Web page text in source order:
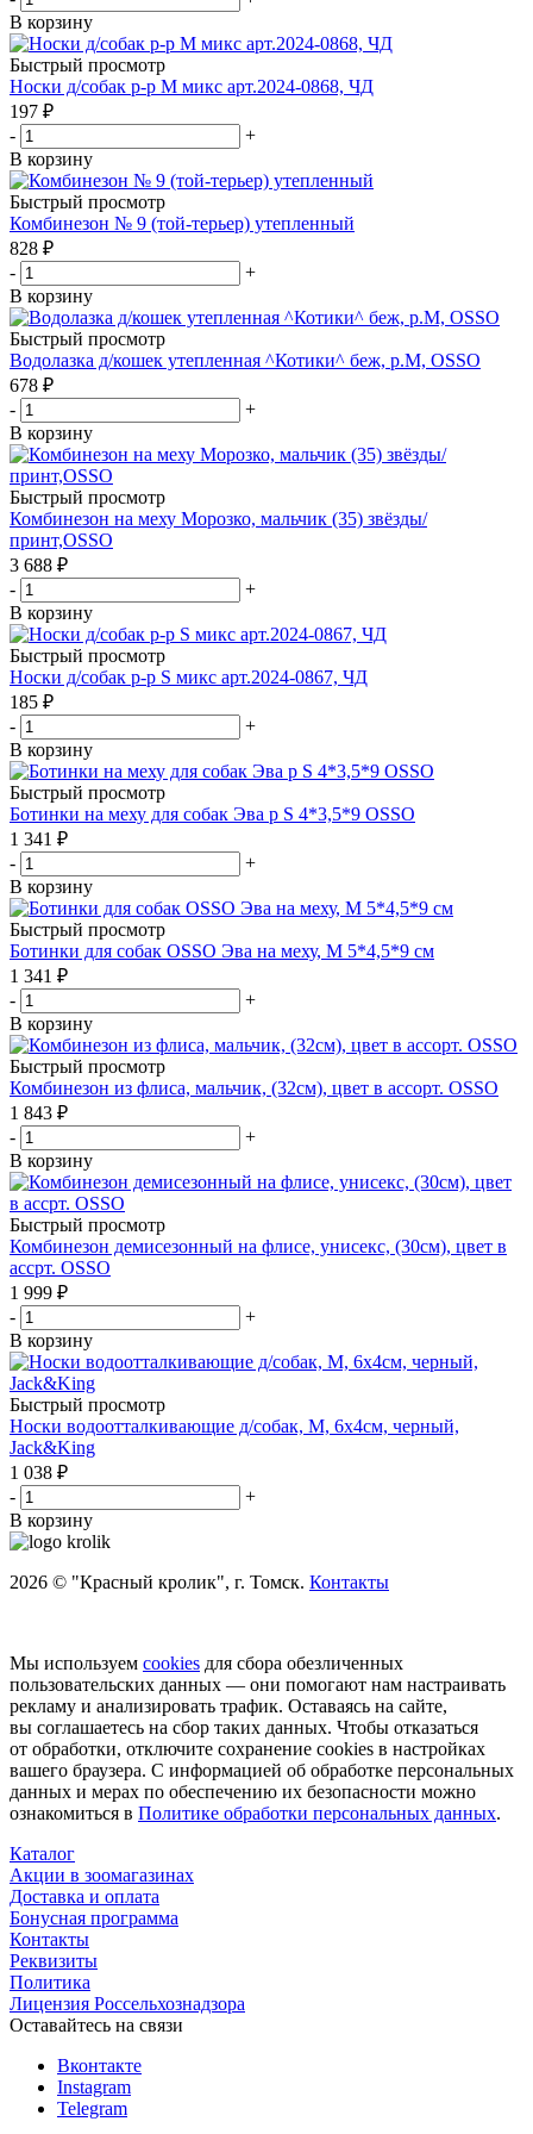
В корзину
Быстрый просмотр
Носки д/собак р-р М микс арт.2024-0868, ЧД
197 ₽
-
+
В корзину
Быстрый просмотр
Комбинезон № 9 (той-терьер) утепленный
828 ₽
-
+
В корзину
Быстрый просмотр
Водолазка д/кошек утепленная ^Котики^ беж, р.М, OSSO
678 ₽
-
+
В корзину
Быстрый просмотр
Комбинезон на меху Морозко, мальчик (35) звёзды/
принт,OSSO
3 688 ₽
-
+
В корзину
Быстрый просмотр
Носки д/собак р-р S микс арт.2024-0867, ЧД
185 ₽
-
+
В корзину
Быстрый просмотр
Ботинки на меху для собак Эва р S 4*3,5*9 OSSO
1 341 ₽
-
+
В корзину
Быстрый просмотр
Ботинки для собак OSSO Эва на меху, M 5*4,5*9 см
1 341 ₽
-
+
В корзину
Быстрый просмотр
Комбинезон из флиса, мальчик, (32см), цвет в ассорт. OSSO
1 843 ₽
-
+
В корзину
Быстрый просмотр
Комбинезон демисезонный на флисе, унисекс, (30см), цвет в
ассрт. OSSO
1 999 ₽
-
+
В корзину
Быстрый просмотр
Носки водоотталкивающие д/собак, M, 6х4см, черный,
Jack&King
1 038 ₽
-
+
В корзину
2026 © "Красный кролик", г. Томск. Контакты
Мы используем cookies для сбора обезличенных
пользовательских данных — они помогают нам настраивать
рекламу и анализировать трафик. Оставаясь на сайте,
вы соглашаетесь на сбор таких данных. Чтобы отказаться
от обработки, отключите сохранение cookies в настройках
вашего браузера. С информацией об обработке персональных
данных и мерах по обеспечению их безопасности можно
ознакомиться в Политике обработки персональных данных.
Каталог
Акции в зоомагазинах
Доставка и оплата
Бонусная программа
Контакты
Реквизиты
Политика
Лицензия Россельхознадзора
Оставайтесь на связи
Вконтакте
Instagram
Telegram